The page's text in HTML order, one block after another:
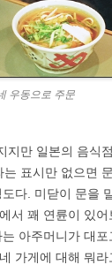
우동으로 주문
지만 일본의 음식
는 표시만 없으면
다. 미닫이 문을
서 꽤 연륜이 있
아주머니가 대
가게에 대해 뭐라